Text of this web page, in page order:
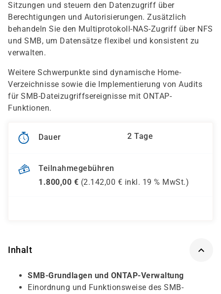
Sitzungen und steuern den Datenzugriff über
Berechtigungen und Autorisierungen. Zusätzlich
behandeln Sie den Multiprotokoll-NAS-Zugriff über NFS
und SMB, um Datensätze flexibel und konsistent zu
verwalten.
Weitere Schwerpunkte sind dynamische Home-
Verzeichnisse sowie die Implementierung von Audits
für SMB-Dateizugriffsereignisse mit ONTAP-
Funktionen.
Dauer 2 Tage
Teilnahmegebühren
1.800,00 € (2.142,00 € inkl. 19 % MwSt.)
Inhalt
SMB-Grundlagen und ONTAP-Verwaltung
Einordnung und Funktionsweise des SMB-